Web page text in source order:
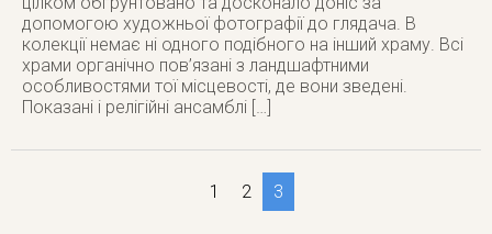
допомогою художньої фотографії до глядача. В
колекції немає ні одного подібного на інший храму. Всі
храми органічно пов’язані з ландшафтними
особливостями тої місцевості, де вони зведені.
Показані і релігійні ансамблі […]
1 2 3